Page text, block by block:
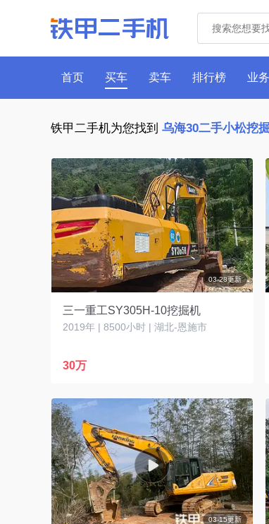
首页 买车 卖车 排行榜 业
铁甲二手机为您找到 乌海30二手小松挖
03-28更新
三一重工SY305H-10挖掘机
2019年 | 8500小时 | 湖北-恩施市
30万
03-15更新